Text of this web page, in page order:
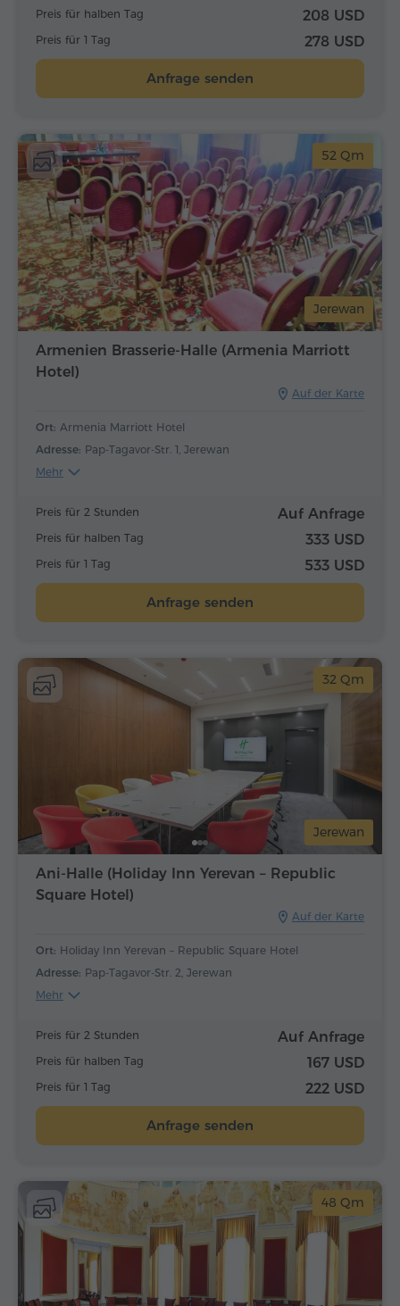
Preis für halben Tag 208 USD
Preis für 1 Tag 278 USD
Anfrage senden
Jerewan
52 Qm
Armenien Brasserie-Halle (Armenia Marriott
Hotel)
Auf der Karte
Ort: Armenia Marriott Hotel
Adresse: Pap-Tagavor-Str. 1, Jerewan
Mehr
Preis für 2 Stunden Auf Anfrage
Preis für halben Tag 333 USD
Preis für 1 Tag 533 USD
Anfrage senden
Jerewan
32 Qm
Ani-Halle (Holiday Inn Yerevan – Republic
Square Hotel)
Auf der Karte
Ort: Holiday Inn Yerevan – Republic Square Hotel
Adresse: Pap-Tagavor-Str. 2, Jerewan
Mehr
Preis für 2 Stunden Auf Anfrage
Preis für halben Tag 167 USD
Preis für 1 Tag 222 USD
Anfrage senden
48 Qm